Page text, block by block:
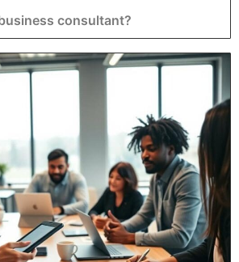
consultant?